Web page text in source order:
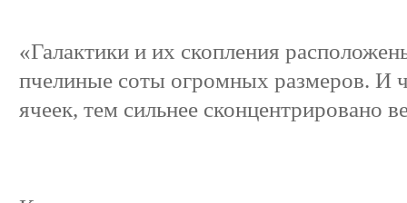
«Галактики и их скопления
пчелиные соты огромных размеров. И
ячеек, тем сильнее сконцентрировано